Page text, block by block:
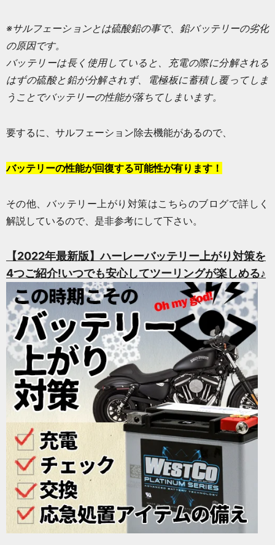
※サルフェーションとは硫酸鉛の事で、鉛バッテリーの劣化
の原因です。
バッテリーは長く使用していると、充電の際に分解される
はずの硫酸と鉛が分解されず、電極板に蓄積し覆ってしま
うことでバッテリーの性能が落ちてしまいます。
要するに、サルフェーション除去機能があるので、
バッテリーの性能が回復する可能性が有ります！
その他、バッテリー上がり対策はこちらのブログで詳しく
解説しているので、是非参考にして下さい。
【2022年最新版】ハーレーバッテリー上がり対策を
4つご紹介!いつでも安心してツーリングが楽しめる♪